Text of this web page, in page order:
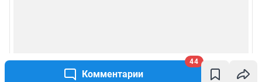
Комментарии
44